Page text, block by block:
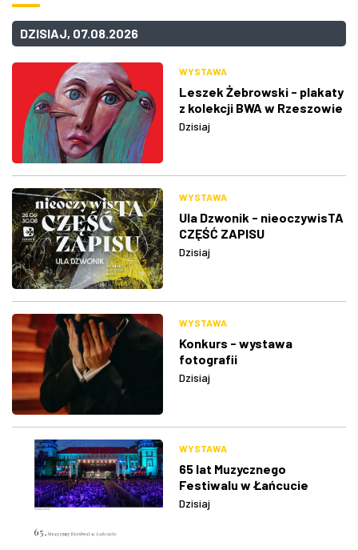
DZISIAJ, 07.08.2026
WYSTAWA
Leszek Żebrowski - plakaty
z kolekcji BWA w Rzeszowie
Dzisiaj
WYSTAWA
Ula Dzwonik - nieoczywisTA
CZĘŚĆ ZAPISU
Dzisiaj
WYSTAWA
Konkurs - wystawa
fotografii
Dzisiaj
WYSTAWA
65 lat Muzycznego
Festiwalu w Łańcucie
Dzisiaj